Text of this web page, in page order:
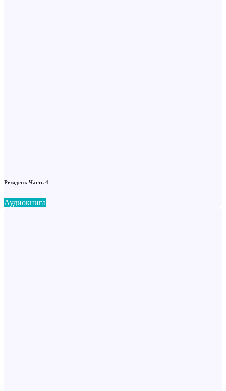
Резидент. Часть 4
Аудиокнига